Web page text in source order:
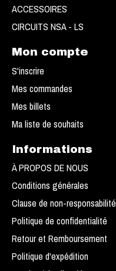
ACCESSOIRES
CIRCUITS NSA - LS
Mon compte
S'inscrire
Mes commandes
Mes billets
Ma liste de souhaits
Informations
À PROPOS DE NOUS
Conditions générales
Clause de non-responsabilité
Politique de confidentialité
Retour et Remboursement
Politique d'expédition